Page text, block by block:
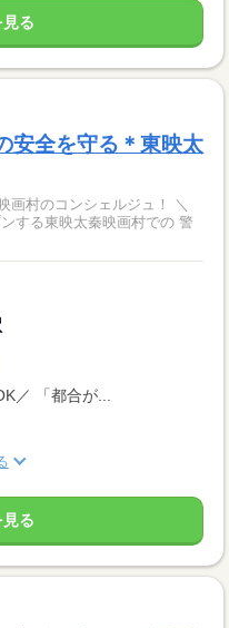
る
安全を守る＊東映太
画村のコンシェルジュ！ ＼
する東映太秦映画村での 警
／ 「都合が...
る